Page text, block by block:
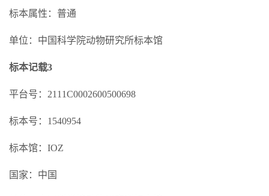
标本属性：普通
单位：中国科学院动物研究所标本馆
标本记载3
平台号：2111C0002600500698
标本号：1540954
标本馆：IOZ
国家：中国